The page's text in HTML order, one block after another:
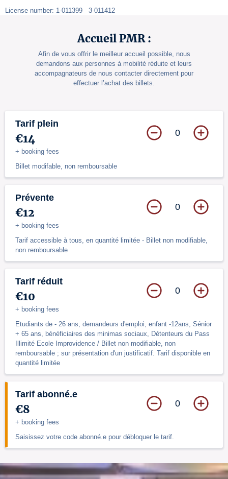
License number: 1-011399   3-011412
Accueil PMR :
Afin de vous offrir le meilleur accueil possible, nous
demandons aux personnes à mobilité réduite et leurs
accompagnateurs de nous contacter directement pour
effectuer l’achat des billets.
Tarif plein
€14
+ booking fees
Billet modifable, non remboursable
0
Prévente
€12
+ booking fees
Tarif accessible à tous, en quantité limitée - Billet non modifiable,
non remboursable
0
Tarif réduit
€10
+ booking fees
Etudiants de - 26 ans, demandeurs d'emploi, enfant -12ans, Sénior
+ 65 ans, bénéficiaires des minimas sociaux, Détenteurs du Pass
Illimité Ecole Improvidence / Billet non modifiable, non
remboursable ; sur présentation d'un justificatif. Tarif disponible en
quantité limitée
0
Tarif abonné.e
€8
+ booking fees
Saisissez votre code abonné.e pour débloquer le tarif.
0